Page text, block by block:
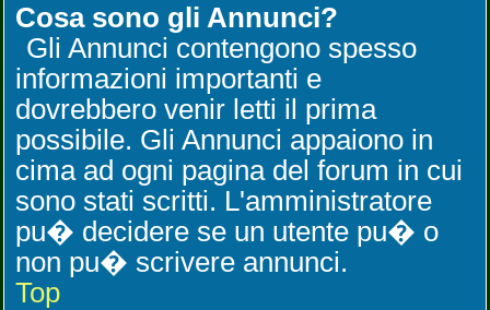
Cosa sono gli Annunci?
Gli Annunci contengono spesso
informazioni importanti e
dovrebbero venir letti il prima
possibile. Gli Annunci appaiono in
cima ad ogni pagina del forum in cui
sono stati scritti. L'amministratore
pu� decidere se un utente pu� o
non pu� scrivere annunci.
Top